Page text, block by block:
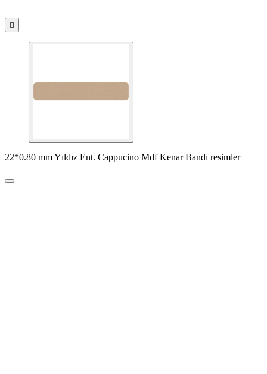

22*0.80 mm Yıldız Ent. Cappucino Mdf Kenar Bandı resimler